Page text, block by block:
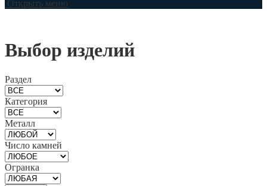
Открыть меню
Выбор изделий
Раздел
Категория
Металл
Число камней
Огранка